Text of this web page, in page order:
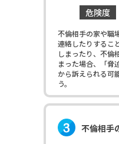
危険度
不倫相手の家や職
連絡したりするこ
しまったり、不倫
まった場合、「脅
から訴えられる可
う。
不倫相手